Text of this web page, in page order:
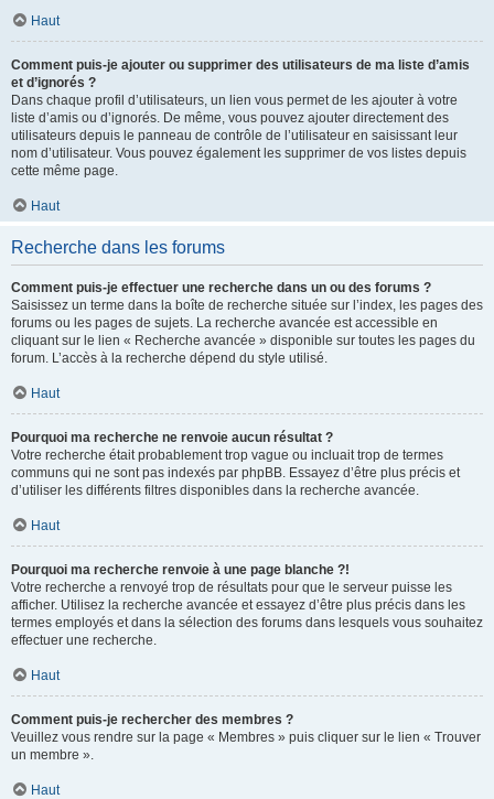
Haut
Comment puis-je ajouter ou supprimer des utilisateurs de ma liste d’amis
et d’ignorés ?
Dans chaque profil d’utilisateurs, un lien vous permet de les ajouter à votre
liste d’amis ou d’ignorés. De même, vous pouvez ajouter directement des
utilisateurs depuis le panneau de contrôle de l’utilisateur en saisissant leur
nom d’utilisateur. Vous pouvez également les supprimer de vos listes depuis
cette même page.
Haut
Recherche dans les forums
Comment puis-je effectuer une recherche dans un ou des forums ?
Saisissez un terme dans la boîte de recherche située sur l’index, les pages des
forums ou les pages de sujets. La recherche avancée est accessible en
cliquant sur le lien « Recherche avancée » disponible sur toutes les pages du
forum. L’accès à la recherche dépend du style utilisé.
Haut
Pourquoi ma recherche ne renvoie aucun résultat ?
Votre recherche était probablement trop vague ou incluait trop de termes
communs qui ne sont pas indexés par phpBB. Essayez d’être plus précis et
d’utiliser les différents filtres disponibles dans la recherche avancée.
Haut
Pourquoi ma recherche renvoie à une page blanche ?!
Votre recherche a renvoyé trop de résultats pour que le serveur puisse les
afficher. Utilisez la recherche avancée et essayez d’être plus précis dans les
termes employés et dans la sélection des forums dans lesquels vous souhaitez
effectuer une recherche.
Haut
Comment puis-je rechercher des membres ?
Veuillez vous rendre sur la page « Membres » puis cliquer sur le lien « Trouver
un membre ».
Haut